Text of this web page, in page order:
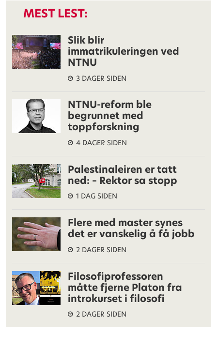
MEST LEST:
Slik blir
immatrikuleringen ved
NTNU
3 DAGER SIDEN
NTNU-reform ble
begrunnet med
toppforskning
4 DAGER SIDEN
Palestinaleiren er tatt
ned: – Rektor sa stopp
1 DAG SIDEN
Flere med master synes
det er vanskelig å få jobb
2 DAGER SIDEN
Filosofiprofessoren
måtte fjerne Platon fra
introkurset i filosofi
2 DAGER SIDEN